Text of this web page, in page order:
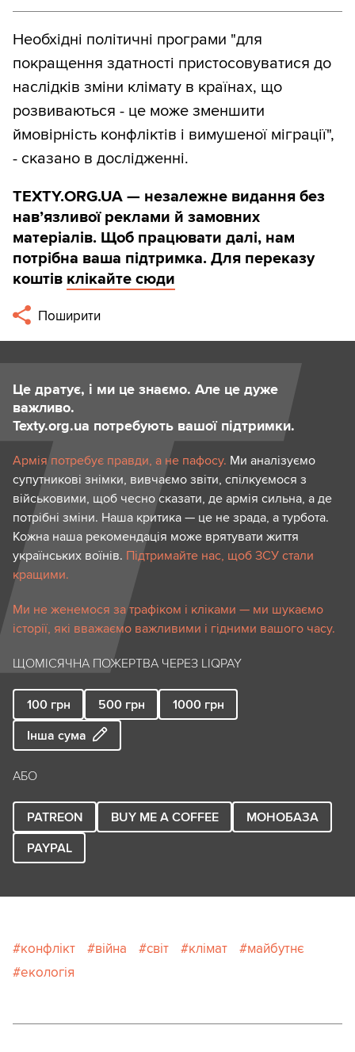
Необхідні політичні програми "для
покращення здатності пристосовуватися до
наслідків зміни клімату в країнах, що
розвиваються - це може зменшити
ймовірність конфліктів і вимушеної міграції",
- сказано в дослідженні.
TEXTY.ORG.UA — незалежне видання без
навʼязливої реклами й замовних
матеріалів. Щоб працювати далі, нам
потрібна ваша підтримка. Для переказу
коштів клікайте сюди
Поширити
Це дратує, і ми це знаємо. Але це дуже
важливо.
Texty.org.ua потребують вашої підтримки.
Армія потребує правди, а не пафосу. Ми аналізуємо
супутникові знімки, вивчаємо звіти, спілкуємося з
військовими, щоб чесно сказати, де армія сильна, а де
потрібні зміни. Наша критика — це не зрада, а турбота.
Кожна наша рекомендація може врятувати життя
українських воїнів. Підтримайте нас, щоб ЗСУ стали
кращими.
Ми не женемося за трафіком і кліками — ми шукаємо
історії, які вважаємо важливими і гідними вашого часу.
ЩОМІСЯЧНА ПОЖЕРТВА ЧЕРЕЗ LIQPAY
100 грн 500 грн 1000 грн
Інша сума
АБО
PATREON BUY ME A COFFEE
МОНОБАЗА
PAYPAL
конфлікт війна світ клімат
майбутнє
екологія